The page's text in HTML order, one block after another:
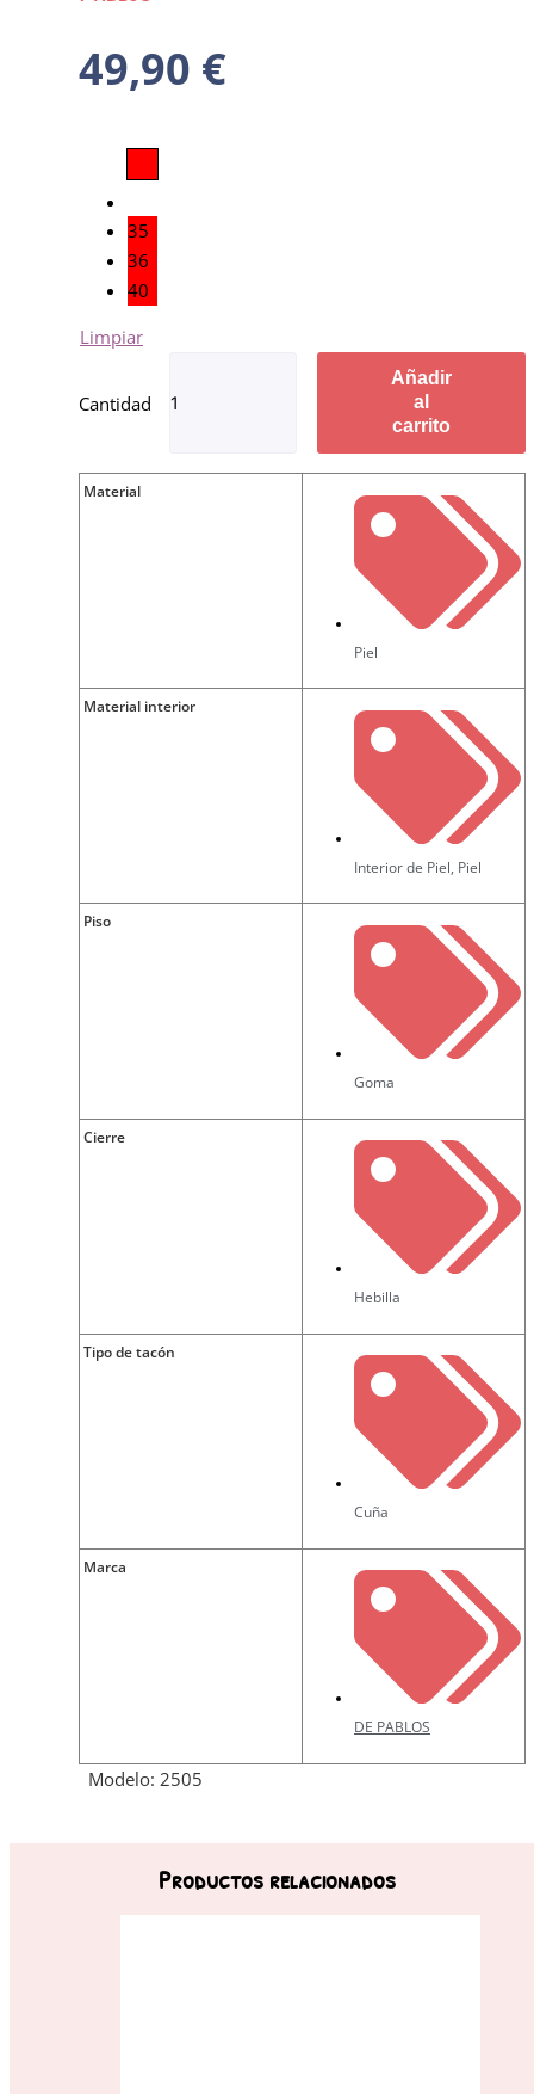
49,90 €
35
36
40
Limpiar
Añadir
al
carrito
Material
Piel
Material interior
Interior de Piel, Piel
Piso
Goma
Cierre
Hebilla
Tipo de tacón
Cuña
Marca
DE PABLOS
Modelo: 2505
Productos relacionados